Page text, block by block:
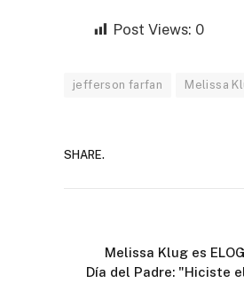
Post Views: 0
jefferson farfan Melissa
SHARE.
Melissa Klug es
Día del Padre: "Hiciste